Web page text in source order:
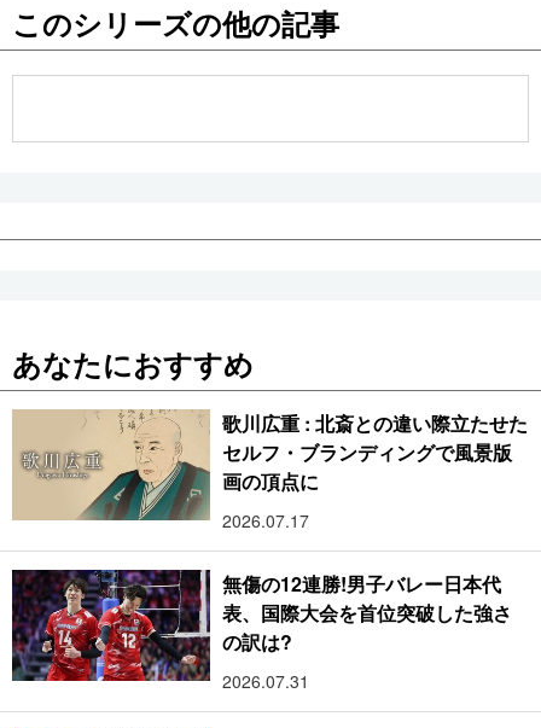
お知らせ
このシリーズの他の記事
あなたにおすすめ
歌川広重 : 北斎との違い際立たせた
セルフ・ブランディングで風景版
画の頂点に
2026.07.17
無傷の12連勝!男子バレー日本代
表、国際大会を首位突破した強さ
の訳は?
2026.07.31